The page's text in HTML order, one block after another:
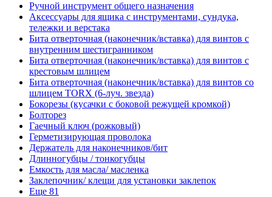
Ручной инструмент общего назначения
Аксессуары для ящика с инструментами, сундука,
тележки и верстака
Бита отверточная (наконечник/вставка) для винтов с
внутренним шестигранником
Бита отверточная (наконечник/вставка) для винтов с
крестовым шлицем
Бита отверточная (наконечник/вставка) для винтов со
шлицем TORX (6-луч. звезда)
Бокорезы (кусачки с боковой режущей кромкой)
Болторез
Гаечный ключ (рожковый)
Герметизирующая проволока
Держатель для наконечников/бит
Длинногубцы / тонкогубцы
Емкость для масла/ масленка
Заклепочник/ клещи для установки заклепок
Еще 81